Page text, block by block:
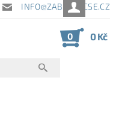
INFO@ZABEZPECSE.CZ
0 0 Kč